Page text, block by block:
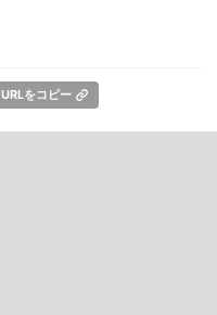
URLをコピー